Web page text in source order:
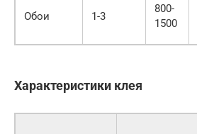
Обои 1-3
800-
1500
Характеристики клея